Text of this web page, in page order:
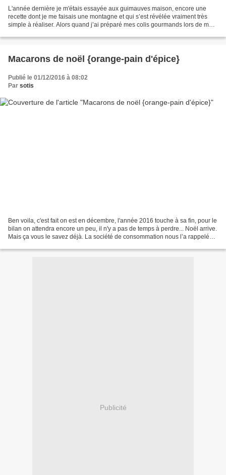
L'année dernière je m'étais essayée aux guimauves maison, encore une
recette dont je me faisais une montagne et qui s’est révélée vraiment très
simple à réaliser. Alors quand j’ai préparé mes colis gourmands lors de mon
Macarons de noël {orange-pain d'épice}
Publié le 01/12/2016 à 08:02
Par sotis
Ben voila, c'est fait on est en décembre, l'année 2016 touche à sa fin, pour le
bilan on attendra encore un peu, il n'y a pas de temps à perdre... Noël arrive.
Mais ça vous le savez déjà. La société de consommation nous l’a rappelé
Publicité